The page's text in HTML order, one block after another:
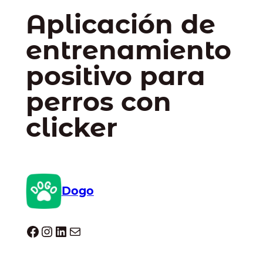
Aplicación de
entrenamiento
positivo para
perros con
clicker
Dogo
Dogo facebook InstagramLinkedIn Correo electrónico